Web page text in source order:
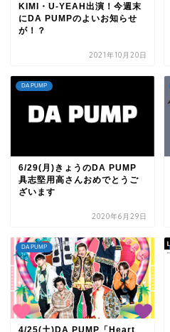
KIMI・U-YEAH出演！今週末
にDA PUMPのよいお知らせ
が！？
2021年10月20日
DA PUMP
6/29(月)きょうのDA PUMP
具志堅用高さんおめでとうご
ざいます
2020年6月29日
DA PUMP
4/25(土)DA PUMP「Heart